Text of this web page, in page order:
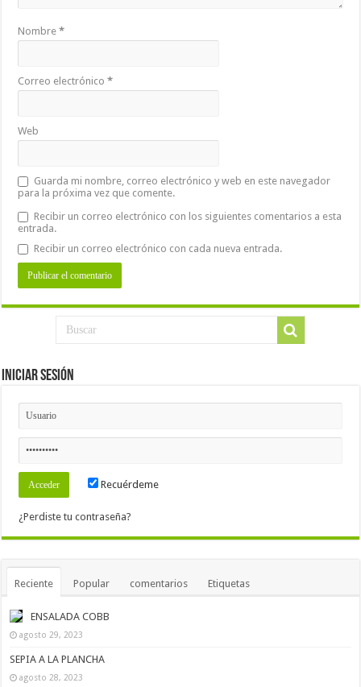
Nombre*
Correo electrónico*
Web
Guarda mi nombre, correo electrónico y web en este navegador
para la próxima vez que comente.
Recibir un correo electrónico con los siguientes comentarios a esta
entrada.
Recibir un correo electrónico con cada nueva entrada.
Iniciar Sesión
Recuérdeme
¿Perdiste tu contraseña?
Reciente Popular comentarios Etiquetas
ENSALADA COBB
agosto 29, 2023
SEPIA A LA PLANCHA
agosto 28, 2023